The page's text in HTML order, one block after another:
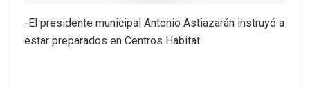
-El presidente municipal Antonio Astiazarán instruyó a
estar preparados en Centros Habitat